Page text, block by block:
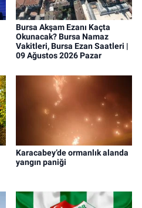
Bursa Akşam Ezanı Kaçta
Okunacak? Bursa Namaz
Vakitleri, Bursa Ezan Saatleri |
09 Ağustos 2026 Pazar
Karacabey’de ormanlık alanda
yangın paniği